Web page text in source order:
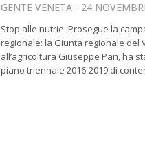
GENTE VENETA 24
Stop alle nutrie. Prosegue la
regionale: la Giunta regionale del
all’agricoltura Giuseppe Pan, ha
piano triennale 2016-2019 di